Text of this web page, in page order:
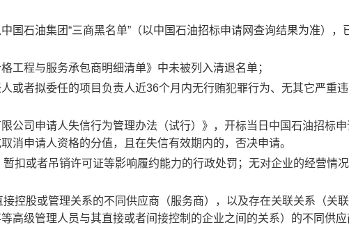
国石油集团“三商黑名单”（以中国石油招标申请网查询结果为准），
工程与服务承包商明细清单》中未被列入清退名单；
或者拟委任的项目负责人近36个月内无行贿犯罪行为、无其它严重
公司申请人失信行为管理办法（试行）》，开标当日中国石油招标申
消申请人资格的分值，且在失信有效期内的，否决申请。
扣或者吊销许可证等影响履约能力的行政处罚；无对企业的经营情
控股或管理关系的不同供应商（服务商），以及存在关联关系（关
高级管理人员与其直接或者间接控制的企业之间的关系）的不同供应